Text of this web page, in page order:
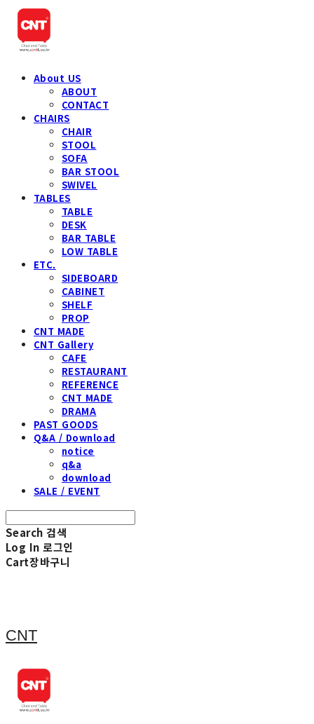
About US
ABOUT
CONTACT
CHAIRS
CHAIR
STOOL
SOFA
BAR STOOL
SWIVEL
TABLES
TABLE
DESK
BAR TABLE
LOW TABLE
ETC.
SIDEBOARD
CABINET
SHELF
PROP
CNT MADE
CNT Gallery
CAFE
RESTAURANT
REFERENCE
CNT MADE
DRAMA
PAST GOODS
Q&A / Download
notice
q&a
download
SALE / EVENT
Search 검색
Log In 로그인
Cart장바구니
CNT